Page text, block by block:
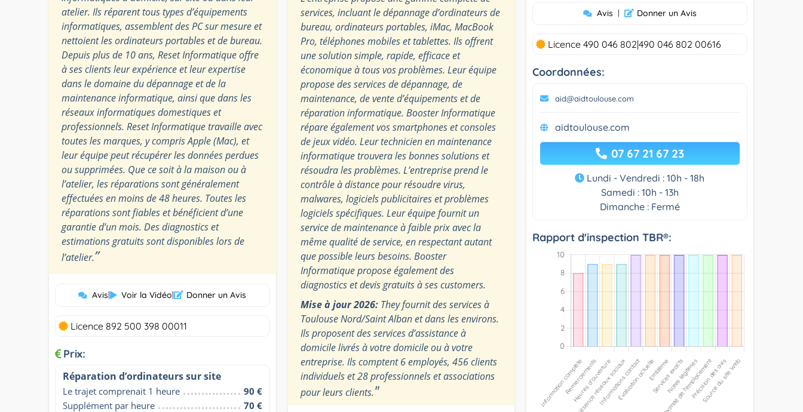
atelier. Ils réparent tous types d’équipements
informatiques, assemblent des PC sur mesure et
nettoient les ordinateurs portables et de bureau.
Depuis plus de 10 ans, Reset Informatique offre
à ses clients leur expérience et leur expertise
dans le domaine du dépannage et de la
maintenance informatique, ainsi que dans les
réseaux informatiques domestiques et
professionnels. Reset Informatique travaille avec
toutes les marques, y compris Apple (Mac), et
leur équipe peut récupérer les données perdues
ou supprimées. Que ce soit à la maison ou à
l’atelier, les réparations sont généralement
effectuées en moins de 48 heures. Toutes les
réparations sont fiables et bénéficient d’une
garantie d’un mois. Des diagnostics et
estimations gratuits sont disponibles lors de
l’atelier.”
Avis| Voir la Vidéo| Donner un Avis
Licence 892 500 398 00011
Prix:
Réparation d’ordinateurs sur site
Le trajet comprenait 1 heure
90 €
Supplément par heure
70 €
services, incluant le dépannage d’ordinateurs de
bureau, ordinateurs portables, iMac, MacBook
Pro, téléphones mobiles et tablettes. Ils offrent
une solution simple, rapide, efficace et
économique à tous vos problèmes. Leur équipe
propose des services de dépannage, de
maintenance, de vente d’équipements et de
réparation informatique. Booster Informatique
répare également vos smartphones et consoles
de jeux vidéo. Leur technicien en maintenance
informatique trouvera les bonnes solutions et
résoudra les problèmes. L’entreprise prend le
contrôle à distance pour résoudre virus,
malwares, logiciels publicitaires et problèmes
logiciels spécifiques. Leur équipe fournit un
service de maintenance à faible prix avec la
même qualité de service, en respectant autant
que possible leurs besoins. Booster
Informatique propose également des
diagnostics et devis gratuits à ses customers.
Mise à jour 2026:They fournit des services à
Toulouse Nord/Saint Alban et dans les environs.
Ils proposent des services d’assistance à
domicile livrés à votre domicile ou à votre
entreprise. Ils comptent 6 employés, 456 clients
individuels et 28 professionnels et associations
pour leurs clients."
Avis | Donner un Avis
Licence 490 046 802|490 046 802 00616
Coordonnées:
aid@aidtoulouse.com
aidtoulouse.com
07 67 21 67 23
Lundi - Vendredi : 10h - 18h
Samedi : 10h - 13h
Dimanche : Fermé
Rapport d'inspection TBR®: